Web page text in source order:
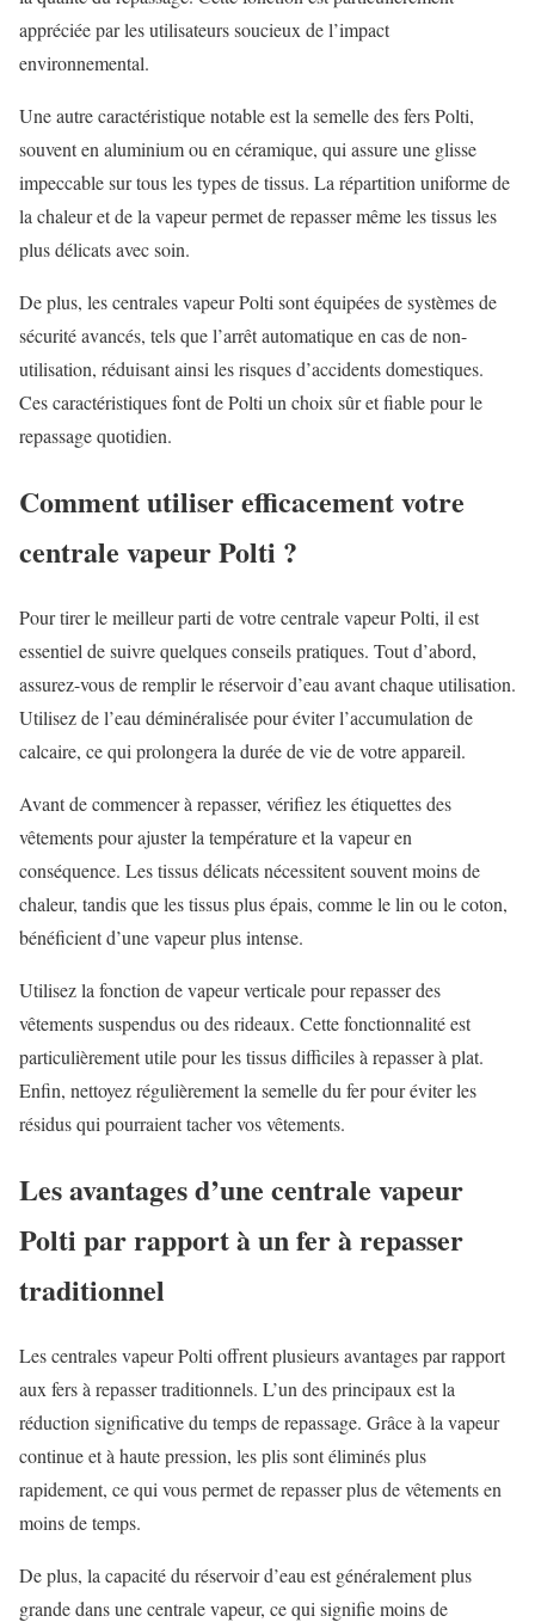
appréciée par les utilisateurs soucieux de l’impact
environnemental.
Une autre caractéristique notable est la semelle des fers Polti,
souvent en aluminium ou en céramique, qui assure une glisse
impeccable sur tous les types de tissus. La répartition uniforme de
la chaleur et de la vapeur permet de repasser même les tissus les
plus délicats avec soin.
De plus, les centrales vapeur Polti sont équipées de systèmes de
sécurité avancés, tels que l’arrêt automatique en cas de non-
utilisation, réduisant ainsi les risques d’accidents domestiques.
Ces caractéristiques font de Polti un choix sûr et fiable pour le
repassage quotidien.
Comment utiliser efficacement votre
centrale vapeur Polti ?
Pour tirer le meilleur parti de votre centrale vapeur Polti, il est
essentiel de suivre quelques conseils pratiques. Tout d’abord,
assurez-vous de remplir le réservoir d’eau avant chaque utilisation.
Utilisez de l’eau déminéralisée pour éviter l’accumulation de
calcaire, ce qui prolongera la durée de vie de votre appareil.
Avant de commencer à repasser, vérifiez les étiquettes des
vêtements pour ajuster la température et la vapeur en
conséquence. Les tissus délicats nécessitent souvent moins de
chaleur, tandis que les tissus plus épais, comme le lin ou le coton,
bénéficient d’une vapeur plus intense.
Utilisez la fonction de vapeur verticale pour repasser des
vêtements suspendus ou des rideaux. Cette fonctionnalité est
particulièrement utile pour les tissus difficiles à repasser à plat.
Enfin, nettoyez régulièrement la semelle du fer pour éviter les
résidus qui pourraient tacher vos vêtements.
Les avantages d’une centrale vapeur
Polti par rapport à un fer à repasser
traditionnel
Les centrales vapeur Polti offrent plusieurs avantages par rapport
aux fers à repasser traditionnels. L’un des principaux est la
réduction significative du temps de repassage. Grâce à la vapeur
continue et à haute pression, les plis sont éliminés plus
rapidement, ce qui vous permet de repasser plus de vêtements en
moins de temps.
De plus, la capacité du réservoir d’eau est généralement plus
grande dans une centrale vapeur, ce qui signifie moins de